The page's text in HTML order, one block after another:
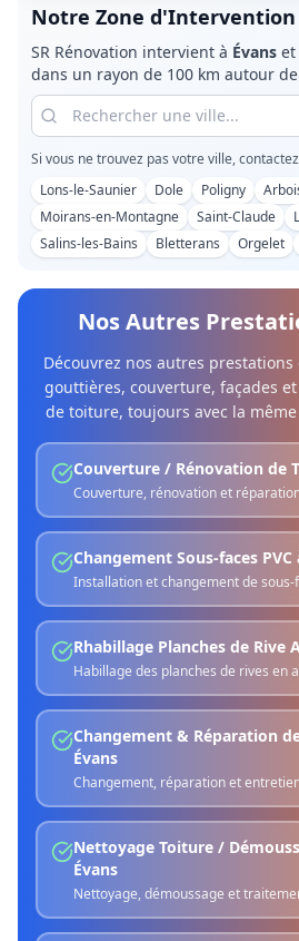
Notre Zone d'Intervention
SR Rénovation intervient à Évans et
dans un rayon de 100 km autour
Si vous ne trouvez pas votre ville,
Lons-le-Saunier
Dole Poligny
Moirans-en-Montagne
Saint-Claude
Salins-les-Bains
Bletterans Orgelet
Nos Autres
Découvrez nos autres
gouttières, couverture, façades
de toiture, toujours avec la
Couverture / Rénovation de
Couverture, rénovation et
Changement Sous-faces PVC
Installation et changement de sous-
Rhabillage Planches de Rive
Habillage des planches de rives en
Changement & Réparation
Évans
Changement, réparation et
Nettoyage Toiture /
Évans
Nettoyage, démoussage et